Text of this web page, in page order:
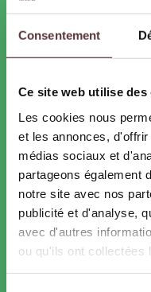
Consentement
Ce site web utilise des
Les cookies nous
et les annonces,
médias sociaux et
partageons également
notre site avec nos
publicité et d'analyse,
avec d'autres
ou qu'ils ont collectées
Les